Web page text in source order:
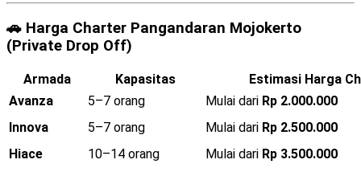
🚗 Harga Charter Pangandaran Mojokerto
(Private Drop Off)
Armada Kapasitas
Estimasi Harga
Avanza
5–7 orang Mulai dari Rp 2.000.000
Innova
5–7 orang Mulai dari Rp 2.500.000
Hiace
10–14 orang Mulai dari Rp 3.500.000